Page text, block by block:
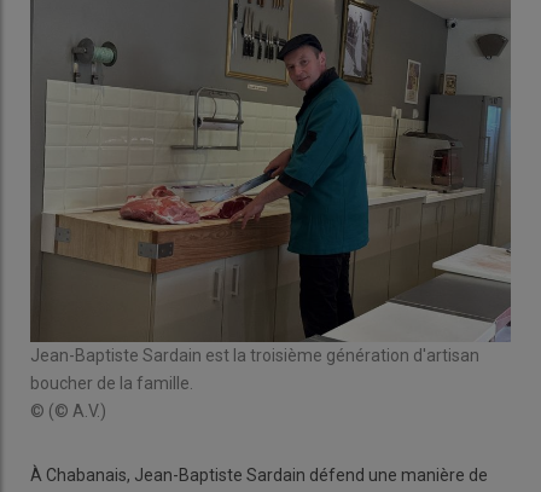
Jean-Baptiste Sardain est la troisième génération d'artisan
boucher de la famille.
© (© A.V.)
À Chabanais, Jean-Baptiste Sardain défend une manière de